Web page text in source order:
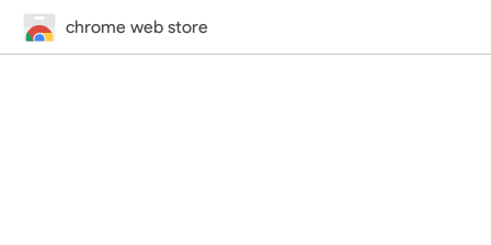
chrome web store